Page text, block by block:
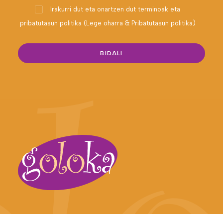
Irakurri dut eta onartzen dut terminoak eta
pribatutasun politika ( Lege oharra & Pribatutasun politika )